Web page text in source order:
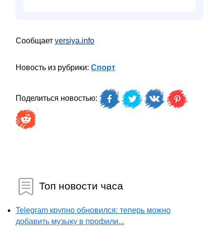
Сообщает versiya.info
Новость из рубрики: Спорт
Поделиться новостью:
Топ новости часа
Telegram крупно обновился: теперь можно
добавить музыку в профили...